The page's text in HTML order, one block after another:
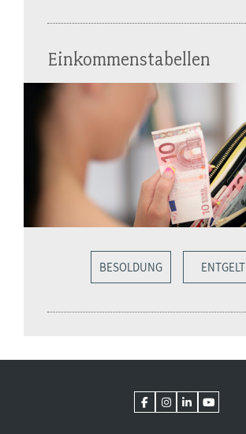
Einkommenstabellen
BESOLDUNG ENTGELT